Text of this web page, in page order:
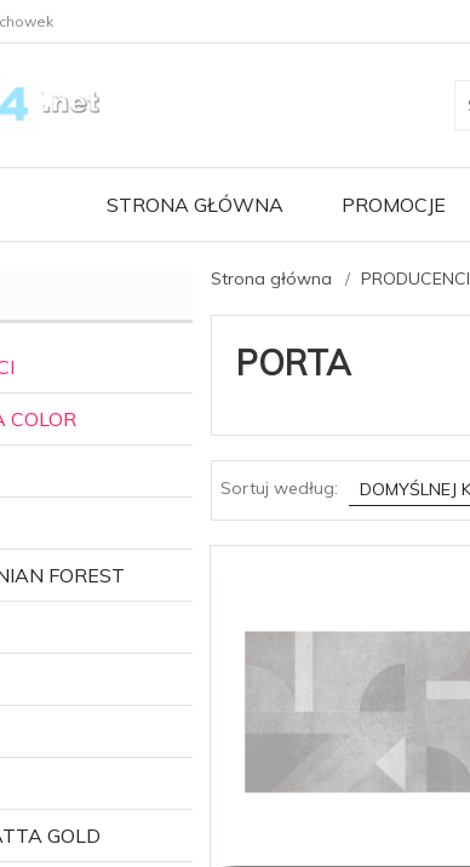
STRONA GŁÓWNA PROMOCJE
COLOR
FOREST
GOLD
Strona główna PRODUCENCI
PORTA
Sortuj według: sort